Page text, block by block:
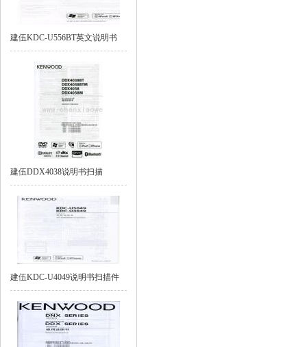
建伍KDC-U556BT英文说明书
建伍DDX4038说明书扫描
建伍KDC-U4049说明书扫描件